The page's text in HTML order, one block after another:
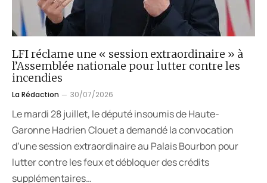
LFI réclame une « session extraordinaire » à
l’Assemblée nationale pour lutter contre les
incendies
La Rédaction 30/07/2026
Le mardi 28 juillet, le député insoumis de Haute-
Garonne Hadrien Clouet a demandé la convocation
d’une session extraordinaire au Palais Bourbon pour
lutter contre les feux et débloquer des crédits
supplémentaires…